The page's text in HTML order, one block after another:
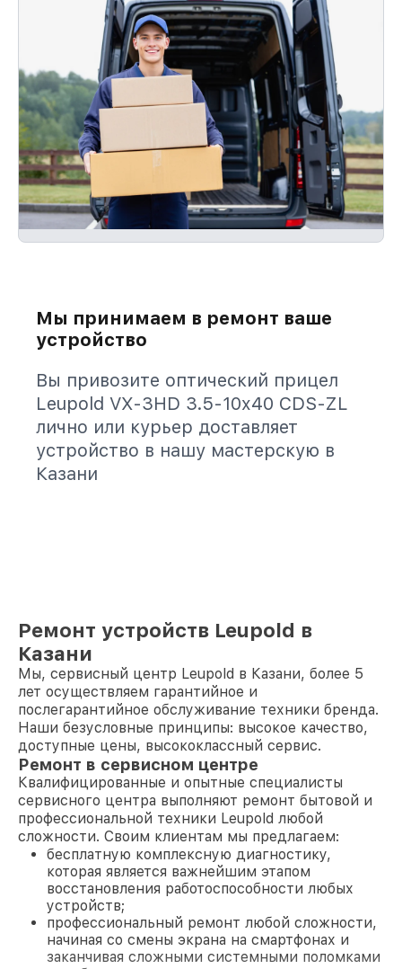
Мы принимаем в ремонт ваше
устройство
Вы привозите оптический прицел
Leupold VX-3HD 3.5-10x40 CDS-ZL
лично или курьер доставляет
устройство в нашу мастерскую в
Казани
Ремонт устройств Leupold в
Казани
Мы, сервисный центр Leupold в Казани, более 5
лет осуществляем гарантийное и
послегарантийное обслуживание техники бренда.
Наши безусловные принципы: высокое качество,
доступные цены, высококлассный сервис.
Ремонт в сервисном центре
Квалифицированные и опытные специалисты
сервисного центра выполняют ремонт бытовой и
профессиональной техники Leupold любой
сложности. Своим клиентам мы предлагаем:
бесплатную комплексную диагностику,
которая является важнейшим этапом
восстановления работоспособности любых
устройств;
профессиональный ремонт любой сложности,
начиная со смены экрана на смартфонах и
заканчивая сложными системными поломками